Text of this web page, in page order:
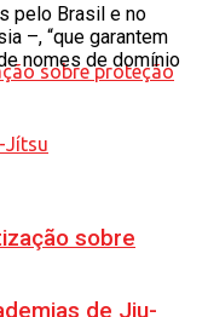
sobre
de Jiu-
pelo Brasil e no
–, “que garantem
nomes de domínio